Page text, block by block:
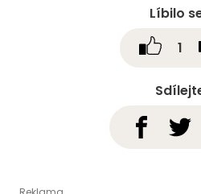
Líbilo
1